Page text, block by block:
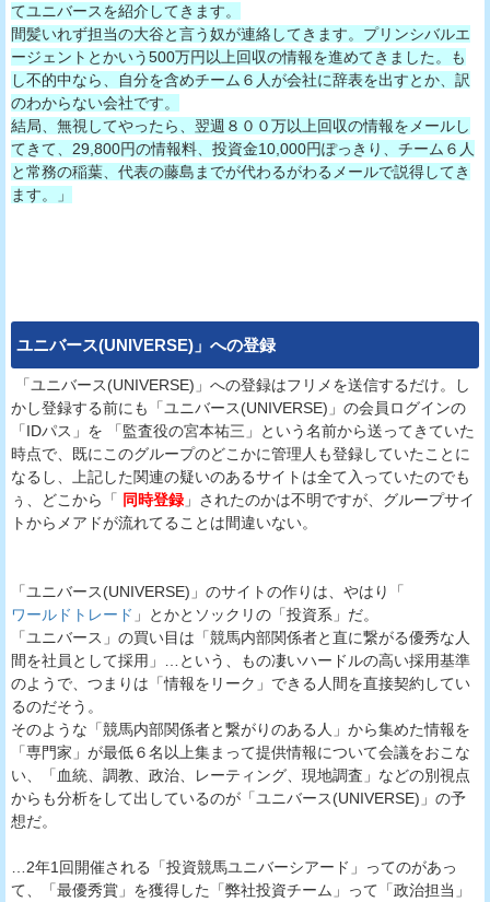
てユニバースを紹介してきます。
間髪いれず担当の大谷と言う奴が連絡してきます。プリンシバルエ
ージェントとかいう500万円以上回収の情報を進めてきました。も
し不的中なら、自分を含めチーム６人が会社に辞表を出すとか、訳
のわからない会社です。
結局、無視してやったら、翌週８００万以上回収の情報をメールし
てきて、29,800円の情報料、投資金10,000円ぽっきり、チーム６人
と常務の稲葉、代表の藤島までが代わるがわるメールで説得してき
ます。」
ユニバース(UNIVERSE) 」への登録
「ユニバース(UNIVERSE)」への登録はフリメを送信するだけ。し
かし登録する前にも「ユニバース(UNIVERSE)」の会員ログインの
「IDパス」を 「監査役の宮本祐三」という名前から送ってきていた
時点で、既にこのグループのどこかに管理人も登録していたことに
なるし、上記した関連の疑いのあるサイトは全て入っていたのでも
ぅ、どこから「 同時登録 」されたのかは不明ですが、グループサイ
トからメアドが流れてることは間違いない。
「ユニバース(UNIVERSE)」のサイトの作りは、やはり「
ワールドトレード 」とかとソックリの「投資系」だ。
「ユニバース」の買い目は「競馬内部関係者と直に繋がる優秀な人
間を社員として採用」…という、もの凄いハードルの高い採用基準
のようで、つまりは「情報をリーク」できる人間を直接契約してい
るのだそう。
そのような「競馬内部関係者と繋がりのある人」から集めた情報を
「専門家」が最低６名以上集まって提供情報について会議をおこな
い、「血統、調教、政治、レーティング、現地調査」などの別視点
からも分析をして出しているのが「ユニバース(UNIVERSE)」の予
想だ。
…2年1回開催される「投資競馬ユニバーシアード」ってのがあっ
て、「最優秀賞」を獲得した「弊社投資チーム」って「政治担当」